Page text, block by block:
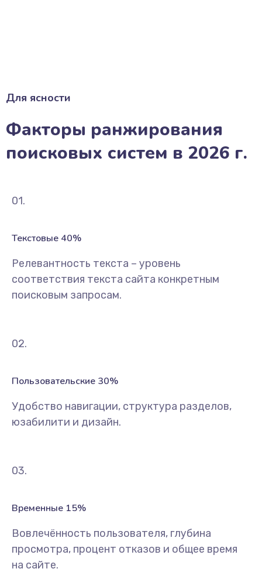
Для ясности
Факторы ранжирования
поисковых систем в 2026 г.
01.
Текстовые 40%
Релевантность текста – уровень
соответствия текста сайта конкретным
поисковым запросам.
02.
Пользовательские 30%
Удобство навигации, структура разделов,
юзабилити и дизайн.
03.
Временные 15%
Вовлечённость пользователя, глубина
просмотра, процент отказов и общее время
на сайте.